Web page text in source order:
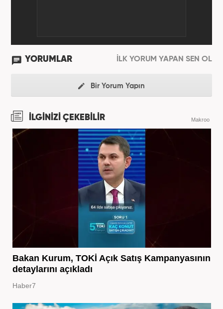
YORUMLAR İLK YORUM YAPAN SEN OL
Bir Yorum Yapın
İLGİNİZİ ÇEKEBİLİR Makroo
Bakan Kurum, TOKİ Açık Satış Kampanyasının
detaylarını açıkladı
Haber7